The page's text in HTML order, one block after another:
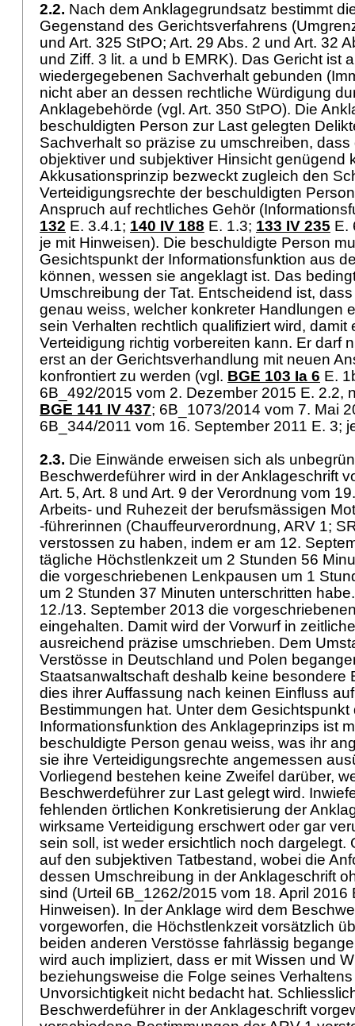
2.2. Nach dem Anklagegrundsatz bestimmt
Gegenstand des Gerichtsverfahrens
und Art. 325 StPO; Art. 29 Abs. 2 und Art. 32
und Ziff. 3 lit. a und b EMRK). Das Gericht ist
wiedergegebenen Sachverhalt gebunden
nicht aber an dessen rechtliche Würdigung
Anklagebehörde (vgl. Art. 350 StPO). Die
beschuldigten Person zur Last gelegten
Sachverhalt so präzise zu umschreiben, dass
objektiver und subjektiver Hinsicht genügend
Akkusationsprinzip bezweckt zugleich den
Verteidigungsrechte der beschuldigten
Anspruch auf rechtliches Gehör
132 E. 3.4.1; 140 IV 188 E. 1.3; 133 IV 235 E.
je mit Hinweisen). Die beschuldigte Person
Gesichtspunkt der Informationsfunktion aus
können, wessen sie angeklagt ist. Das
Umschreibung der Tat. Entscheidend ist,
genau weiss, welcher konkreter Handlungen
sein Verhalten rechtlich qualifiziert wird, damit
Verteidigung richtig vorbereiten kann. Er darf
erst an der Gerichtsverhandlung mit neuen
konfrontiert zu werden (vgl. BGE 103 Ia 6 E.
6B_492/2015 vom 2. Dezember 2015 E. 2.2,
BGE 141 IV 437; 6B_1073/2014 vom 7. Mai
6B_344/2011 vom 16. September 2011 E. 3;
2.3. Die Einwände erweisen sich als
Beschwerdeführer wird in der Anklageschrift
Art. 5, Art. 8 und Art. 9 der Verordnung vom
Arbeits- und Ruhezeit der berufsmässigen
-führerinnen (Chauffeurverordnung, ARV 1;
verstossen zu haben, indem er am 12.
tägliche Höchstlenkzeit um 2 Stunden 56
die vorgeschriebenen Lenkpausen um 1
um 2 Stunden 37 Minuten unterschritten
12./13. September 2013 die
eingehalten. Damit wird der Vorwurf in
ausreichend präzise umschrieben. Dem
Verstösse in Deutschland und Polen
Staatsanwaltschaft deshalb keine besondere
dies ihrer Auffassung nach keinen Einfluss
Bestimmungen hat. Unter dem Gesichtspunkt
Informationsfunktion des Anklageprinzips ist
beschuldigte Person genau weiss, was ihr
sie ihre Verteidigungsrechte angemessen
Vorliegend bestehen keine Zweifel darüber,
Beschwerdeführer zur Last gelegt wird.
fehlenden örtlichen Konkretisierung der
wirksame Verteidigung erschwert oder gar
sein soll, ist weder ersichtlich noch dargelegt.
auf den subjektiven Tatbestand, wobei die
dessen Umschreibung in der Anklageschrift
sind (Urteil 6B_1262/2015 vom 18. April 2016
Hinweisen). In der Anklage wird dem
vorgeworfen, die Höchstlenkzeit vorsätzlich
beiden anderen Verstösse fahrlässig
wird auch impliziert, dass er mit Wissen und
beziehungsweise die Folge seines
Unvorsichtigkeit nicht bedacht hat.
Beschwerdeführer in der Anklageschrift